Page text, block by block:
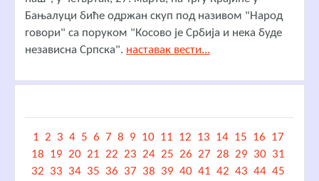
Бањалуци биће одржан скуп под називом "Народ
говори" са поруком "Косово је Србија и нека буде
независна Српска". наставак вести...
1 2 3 4 5 6 7 8 9 10 11 12 13 14 15 16 17
18 19 20 21 22 23 24 25 26 27 28 29 30 31
32 33 34 35 36 37 38 39 40 41 42 43 44 45